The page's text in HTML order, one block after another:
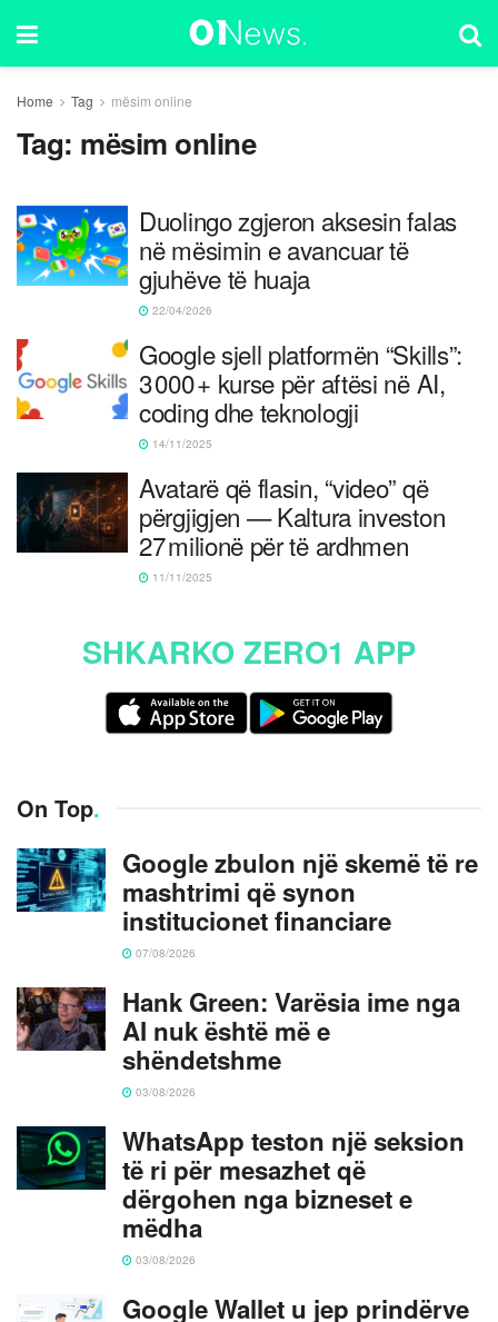
Home Tag mësim online
Tag: mësim online
Duolingo zgjeron aksesin falas
në mësimin e avancuar të
gjuhëve të huaja
22/04/2026
Google sjell platformën “Skills”:
3 000 + kurse për aftësi në AI,
coding dhe teknologji
14/11/2025
Avatarë që flasin, “video” që
përgjigjen — Kaltura investon
27 milionë për të ardhmen
11/11/2025
SHKARKO ZERO1 APP
On Top.
Google zbulon një skemë të re
mashtrimi që synon
institucionet financiare
07/08/2026
Hank Green: Varësia ime nga
AI nuk është më e
shëndetshme
03/08/2026
WhatsApp teston një seksion
të ri për mesazhet që
dërgohen nga bizneset e
mëdha
03/08/2026
Google Wallet u jep prindërve